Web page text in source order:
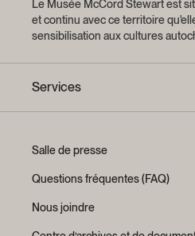
Le Musée McCord Stewart est
et continu avec ce territoire
sensibilisation aux cultures
Services
Salle de presse
Questions fréquentes (FAQ)
Nous joindre